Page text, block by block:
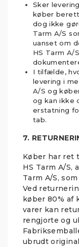
Sker
køber
dog ikke
Tarm A/S
uanset om
HS Tarm A/
I tilfælde,
levering i
A/S og
og kan ikke
erstatning
tab.
7.
Køber har ret
HS Tarm A/S,
Tarm A/S,
Ved
køber 80% af
varer kan
rengjorte og
ubrudt